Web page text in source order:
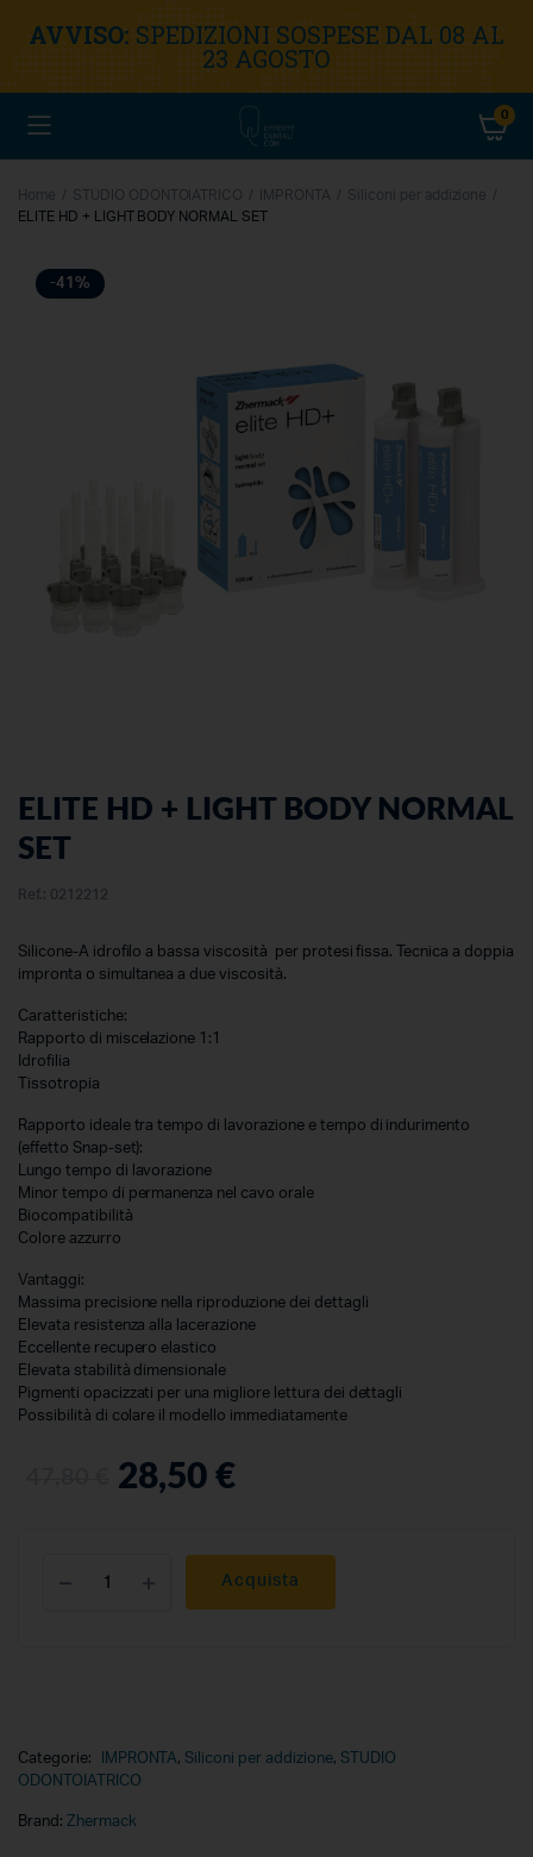
AVVISO: SPEDIZIONI SOSPESE DAL 08 AL
23 AGOSTO
0
Home STUDIO ODONTOIATRICO IMPRONTA
Siliconi per addizione
ELITE HD + LIGHT BODY NORMAL SET
-41%
ELITE HD + LIGHT BODY NORMAL
SET
Ref.: 0212212
Silicone-A idrofilo a bassa viscosità per protesi fissa. Tecnica a doppia
impronta o simultanea a due viscosità.
Caratteristiche:
Rapporto di miscelazione 1:1
Idrofilia
Tissotropia
Rapporto ideale tra tempo di lavorazione e tempo di indurimento
(effetto Snap-set):
Lungo tempo di lavorazione
Minor tempo di permanenza nel cavo orale
Biocompatibilità
Colore azzurro
Vantaggi:
Massima precisione nella riproduzione dei dettagli
Elevata resistenza alla lacerazione
Eccellente recupero elastico
Elevata stabilità dimensionale
Pigmenti opacizzati per una migliore lettura dei dettagli
Possibilità di colare il modello immediatamente
28,50 €
Acquista
Categorie: IMPRONTA, Siliconi per addizione, STUDIO
ODONTOIATRICO
Brand: Zhermack